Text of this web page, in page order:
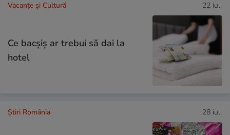
Vacanțe și Cultură 22 iul.
Ce bacşiş ar trebui să dai la
hotel
Știri România 28 iul.